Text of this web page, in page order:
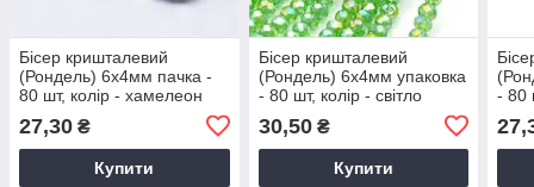
Бісер кришталевий
(Рондель) 6х4мм пачка -
80 шт, колір - хамелеон
золото-синій, матеріал -
скло
27,30 ₴
Купити
Бісер кришталевий
(Рондель) 6х4мм упаковка
- 80 шт, колір - світло
матеріал - скло
30,50₴
Купити
- 80
скло